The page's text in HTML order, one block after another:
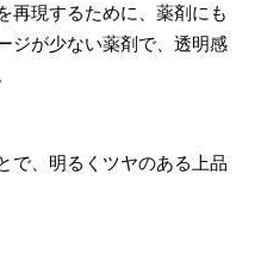
再現するために、薬剤にも
ジが少ない薬剤で、透明感
で、明るくツヤのある上品